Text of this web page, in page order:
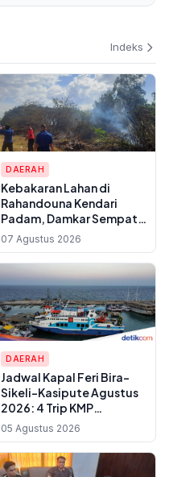
Indeks
DAERAH
Kebakaran Lahan di
Rahandouna Kendari
Padam, Damkar Sempat
Padamkan Api yang
Menyala Kembali
07 Agustus 2026
DAERAH
Jadwal Kapal Feri Bira-
Sikeli-Kasipute Agustus
2026: 4 Trip KMP
Bontoharu dan Rincian
Harga Tiket Dewasa
hingga Kendaraan
Golongan IX
05 Agustus 2026